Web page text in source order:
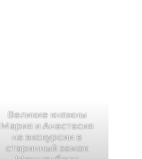
Великие княжны
Мария и Анастасия
на экскурсии в
старинный замок